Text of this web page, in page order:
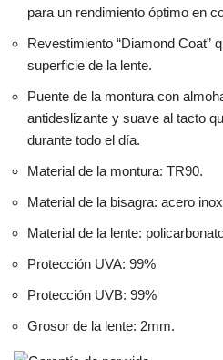
para un rendimiento óptimo en
Revestimiento “Diamond Coat”
superficie de la lente.
Puente de la montura con
antideslizante y suave al tacto
durante todo el día.
Material de la montura: TR90.
Material de la bisagra: acero
Material de la lente:
Protección UVA: 99%
Protección UVB: 99%
Grosor de la lente: 2mm.